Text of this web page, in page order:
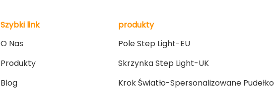
Szybki link
O Nas
Produkty
Blog
produkty
Pole Step Light-EU
Skrzynka Step Light-UK
Krok Światło-Spersonalizowane Pudełko